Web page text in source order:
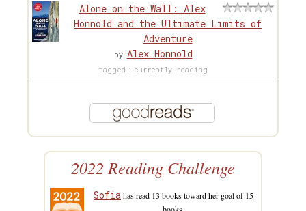
Alone on the Wall: Alex
Honnold and the Ultimate Limits of
Adventure
by Alex Honnold
tagged: currently-reading
2022 Reading Challenge
Sofiahas read 13 books toward her goal of 15